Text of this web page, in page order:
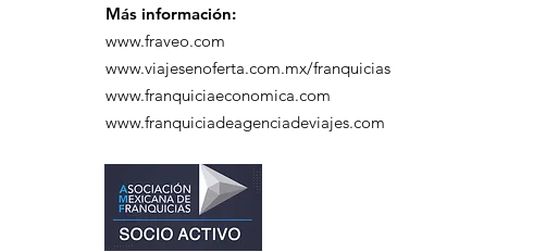
Más información:
www.fraveo.com
www.viajesenoferta.com.mx/franquicias
www.franquiciaeconomica.com
www.franquiciadeagenciadeviajes.com